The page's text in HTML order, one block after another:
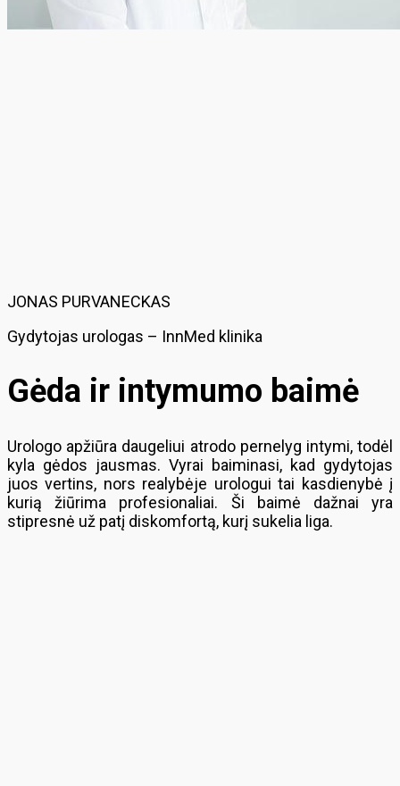
JONAS PURVANECKAS
Gydytojas urologas – InnMed klinika
Gėda ir intymumo baimė
Urologo apžiūra daugeliui atrodo pernelyg intymi, todėl
kyla gėdos jausmas. Vyrai baiminasi, kad gydytojas
juos vertins, nors realybėje urologui tai kasdienybė į
kurią žiūrima profesionaliai. Ši baimė dažnai yra
stipresnė už patį diskomfortą, kurį sukelia liga.